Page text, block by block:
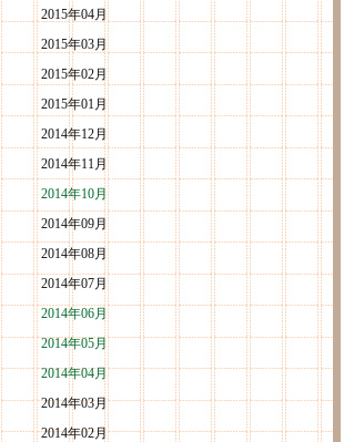
2015年04月
2015年03月
2015年02月
2015年01月
2014年12月
2014年11月
2014年10月
2014年09月
2014年08月
2014年07月
2014年06月
2014年05月
2014年04月
2014年03月
2014年02月